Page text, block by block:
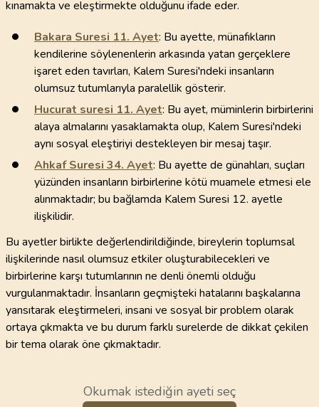
kınamakta ve eleştirmekte olduğunu ifade eder.
Bakara Suresi 11. Ayet: Bu ayette, münafıkların
kendilerine söylenenlerin arkasında yatan gerçeklere
işaret eden tavırları, Kalem Suresi'ndeki insanların
olumsuz tutumlarıyla paralellik gösterir.
Hucurat suresi 11. Ayet: Bu ayet, müminlerin birbirlerini
alaya almalarını yasaklamakta olup, Kalem Suresi'ndeki
aynı sosyal eleştiriyi destekleyen bir mesaj taşır.
Ahkaf Suresi 34. Ayet: Bu ayette de günahları, suçları
yüzünden insanların birbirlerine kötü muamele etmesi ele
alınmaktadır; bu bağlamda Kalem Suresi 12. ayetle
ilişkilidir.
Bu ayetler birlikte değerlendirildiğinde, bireylerin toplumsal
ilişkilerinde nasıl olumsuz etkiler oluşturabilecekleri ve
birbirlerine karşı tutumlarının ne denli önemli olduğu
vurgulanmaktadır. İnsanların geçmişteki hatalarını başkalarına
yansıtarak eleştirmeleri, insani ve sosyal bir problem olarak
ortaya çıkmakta ve bu durum farklı surelerde de dikkat çekilen
bir tema olarak öne çıkmaktadır.
Okumak istediğin ayeti seç